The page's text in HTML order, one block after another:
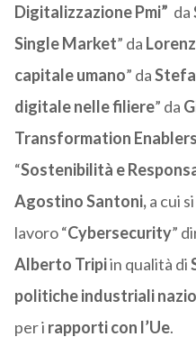
Digitalizzazione Pmi” da
Single Market” da
capitale umano” da
digitale nelle filiere” da
Transformation Enablers
“Sostenibilità e
Agostino Santoni,a cui
lavoro “Cybersecurity”
Alberto Tripiin qualità di
politiche industriali
per i rapporti con l’Ue.